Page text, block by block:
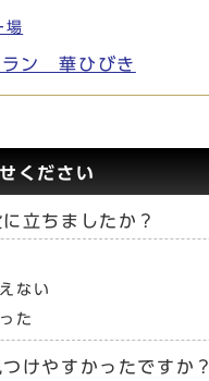
場
ラン 華ひびき
ください
立ちましたか？
ない
た
けやすかったですか？